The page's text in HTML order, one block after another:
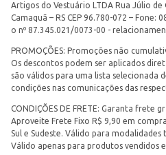
Artigos do Vestuário LTDA Rua Júlio de
Camaquã – RS CEP 96.780-072 – Fone:
o nº 87.345.021/0073-00 -
PROMOÇÕES: Promoções não
Os descontos podem ser aplicados
são válidos para uma lista selecionada
condições nas comunicações das
CONDIÇÕES DE FRETE: Garanta frete
Aproveite Frete Fixo R$ 9,90 em
Sul e Sudeste. Válido para
Válido apenas para produtos vendidos